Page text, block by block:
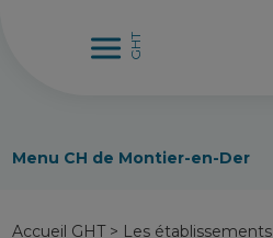
Menu CH de Montier-en-Der
Accueil GHT> Les établissements